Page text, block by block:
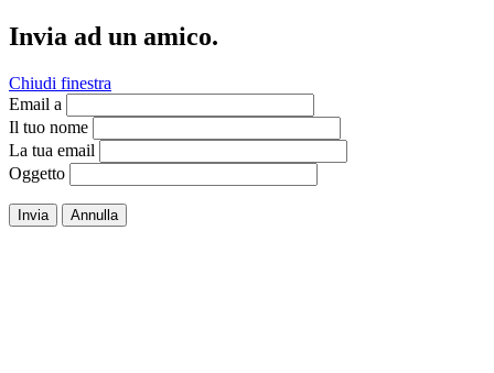
Invia ad un amico.
Chiudi finestra
Email a
Il tuo nome
La tua email
Oggetto
Invia Annulla